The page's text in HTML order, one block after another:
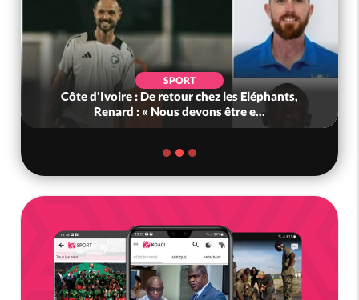
SPORT
Côte d'Ivoire : De retour chez les Eléphants,
Renard : « Nous devons être e...